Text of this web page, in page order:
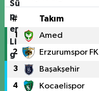
# Takım
1 Amed
2 Erzurumspor FK
3 Başakşehir
4 Kocaelispor